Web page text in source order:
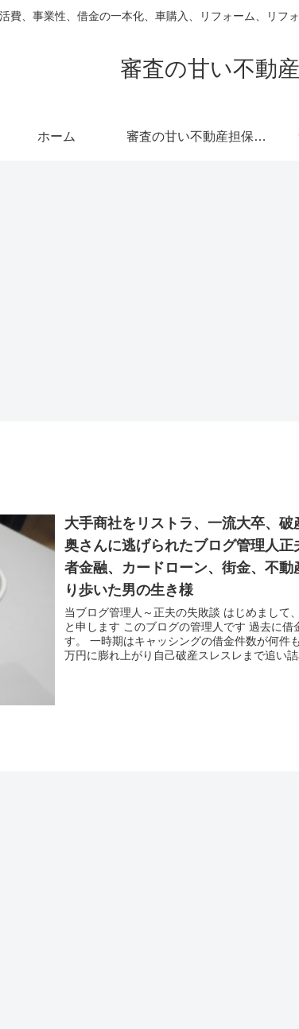
費、事業性、借金の一本化、車購入、リフォーム、リフ
審査の甘い不動
ホーム 審査の甘い不動産担保ローン
大手商社をリストラ、一流大卒、破
奥さんに逃げられたブログ管理人
者金融、カードローン、街金、不動
り歩いた男の生き様
当ブログ管理人～正夫の失敗談 はじめまして
と申します このブログの管理人です 過去に借
す。 一時期はキャッシングの借金件数が何件
万円に膨れ上がり自己破産スレスレまで追い詰